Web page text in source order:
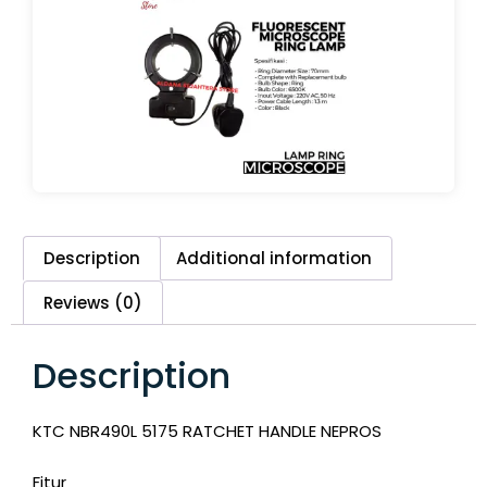
Description
Additional information
Reviews (0)
Description
KTC NBR490L 5175 RATCHET HANDLE NEPROS
Fitur